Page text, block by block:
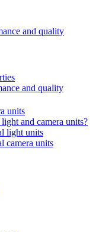
and quality
and quality
units
and camera units?
light units
camera units